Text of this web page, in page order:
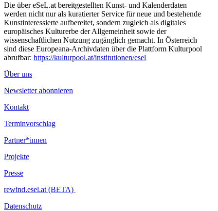
Die über eSeL.at bereitgestellten Kunst- und Kalenderdaten
werden nicht nur als kuratierter Service für neue und bestehende
Kunstinteressierte aufbereitet, sondern zugleich als digitales
europäisches Kulturerbe der Allgemeinheit sowie der
wissenschaftlichen Nutzung zugänglich gemacht. In Österreich
sind diese Europeana-Archivdaten über die Plattform Kulturpool
abrufbar: https://kulturpool.at/institutionen/esel
Über uns
Newsletter abonnieren
Kontakt
Terminvorschlag
Partner*innen
Projekte
Presse
rewind.esel.at (BETA)
Datenschutz